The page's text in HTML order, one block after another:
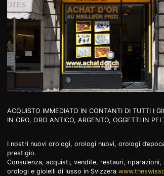
ACQUISTO IMMEDIATO IN CONTANTI DI TUTTI I
IN ORO, ORO ANTICO, ARGENTO, OGGETTI IN
I nostri nuovi orologi, orologi nuovi, orologi
prestigio.
Consulenza, acquisti, vendite, restauri,
orologi e gioielli di lusso in Svizzera